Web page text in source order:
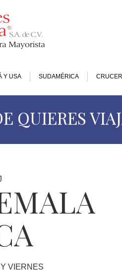
Y USA SUDAMÉRICA
QUIERES
VIERNES